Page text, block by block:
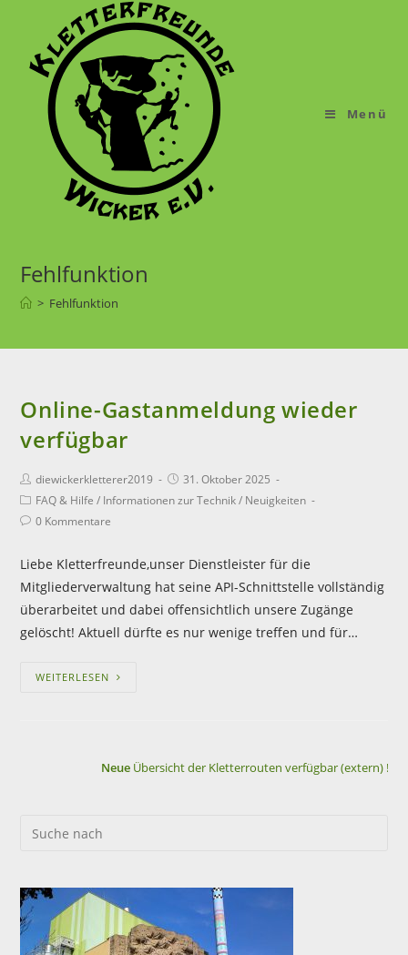
Menü
Fehlfunktion
> Fehlfunktion
Online-Gastanmeldung wieder
verfügbar
diewickerkletterer2019
31. Oktober 2025
FAQ & Hilfe / Informationen zur Technik/ Neuigkeiten
0 Kommentare
Liebe Kletterfreunde,unser Dienstleister für die
Mitgliederverwaltung hat seine API-Schnittstelle vollständig
überarbeitet und dabei offensichtlich unsere Zugänge
gelöscht! Aktuell dürfte es nur wenige treffen und für…
WEITERLESEN
NeueÜbersicht der Kletterrouten verfügbar (extern) !